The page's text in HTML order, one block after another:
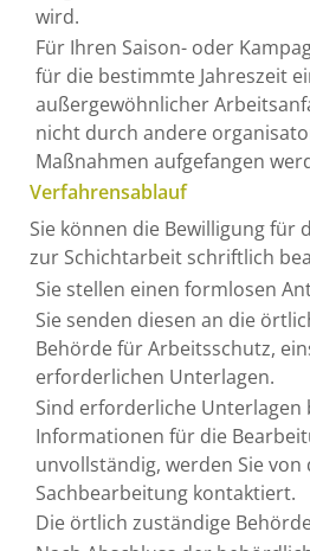
wird.
Für Ihren Saison- oder
für die bestimmte Jahreszeit
außergewöhnlicher
nicht durch andere
Maßnahmen aufgefangen
Verfahrensablauf
Sie können die Bewilligung für
zur Schichtarbeit schriftlich
Sie stellen einen formlosen
Sie senden diesen an die
Behörde für Arbeitsschutz,
erforderlichen Unterlagen.
Sind erforderliche Unterlagen
Informationen für die
unvollständig, werden Sie von
Sachbearbeitung kontaktiert.
Die örtlich zuständige